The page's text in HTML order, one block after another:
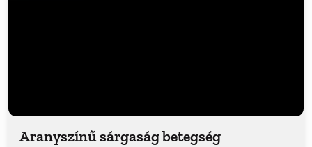
Aranyszínű sárgaság betegség